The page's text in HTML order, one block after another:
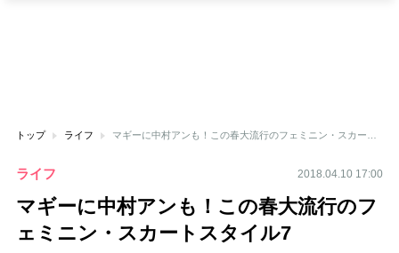
トップ ライフ
ライフ 2018.04.10 17:00
マギーに中村アンも！この春大流行のフ
ェミニン・スカートスタイル7